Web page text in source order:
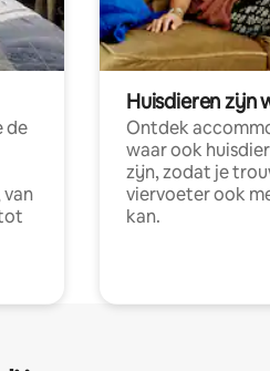
de
Huisdieren zijn
Ontdek
waar ook
zijn, zodat je
viervoeter ook
kan.